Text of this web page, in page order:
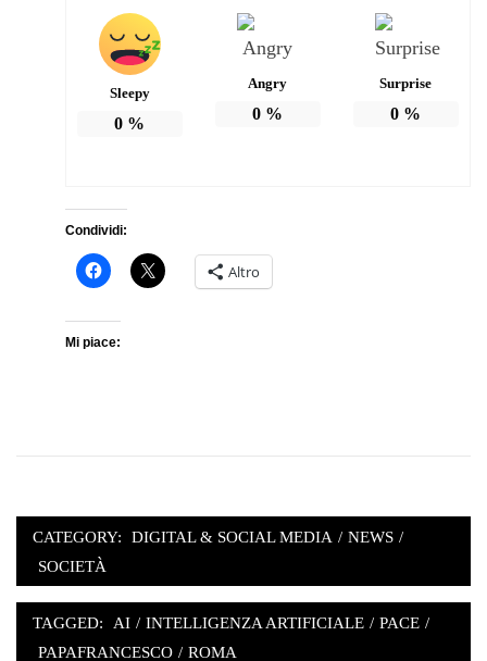
Sleepy
0 %
Angry
0 %
Surprise
0 %
Condividi:
Altro
Mi piace:
CATEGORY: DIGITAL & SOCIAL MEDIA / NEWS /
SOCIETÀ
TAGGED: AI / INTELLIGENZA ARTIFICIALE / PACE /
PAPAFRANCESCO / ROMA